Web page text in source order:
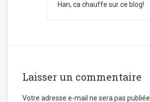
Han, ca chauffe sur ce blog!
Laisser un commentaire
Votre adresse e-mail ne sera pas publiée.